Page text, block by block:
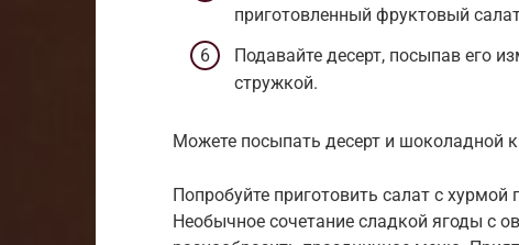
приготовленный фруктовый
Подавайте десерт, посыпав его
стружкой.
Можете посыпать десерт и шоколадной
Попробуйте приготовить салат с
Необычное сочетание сладкой ягоды с